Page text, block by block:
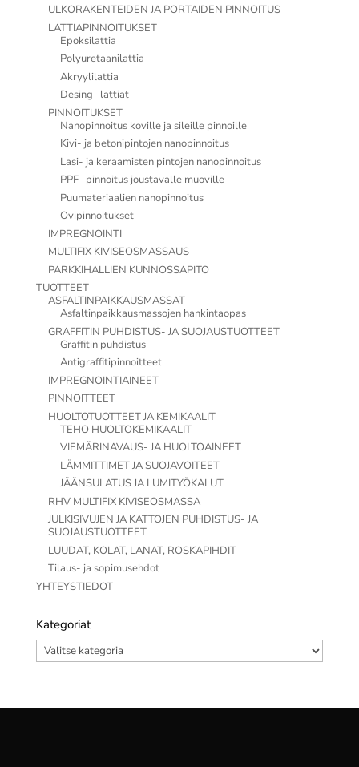
ULKORAKENTEIDEN JA PORTAIDEN PINNOITUS
LATTIAPINNOITUKSET
Epoksilattia
Polyuretaanilattia
Akryylilattia
Desing -lattiat
PINNOITUKSET
Nanopinnoitus koville ja sileille pinnoille
Kivi- ja betonipintojen nanopinnoitus
Lasi- ja keraamisten pintojen nanopinnoitus
PPF -pinnoitus joustavalle muoville
Puumateriaalien nanopinnoitus
Ovipinnoitukset
IMPREGNOINTI
MULTIFIX KIVISEOSMASSAUS
PARKKIHALLIEN KUNNOSSAPITO
TUOTTEET
ASFALTINPAIKKAUSMASSAT
Asfaltinpaikkausmassojen hankintaopas
GRAFFITIN PUHDISTUS- JA SUOJAUSTUOTTEET
Graffitin puhdistus
Antigraffitipinnoitteet
IMPREGNOINTIAINEET
PINNOITTEET
HUOLTOTUOTTEET JA KEMIKAALIT
TEHO HUOLTOKEMIKAALIT
VIEMÄRINAVAUS- JA HUOLTOAINEET
LÄMMITTIMET JA SUOJAVOITEET
JÄÄNSULATUS JA LUMITYÖKALUT
RHV MULTIFIX KIVISEOSMASSA
JULKISIVUJEN JA KATTOJEN PUHDISTUS- JA
SUOJAUSTUOTTEET
LUUDAT, KOLAT, LANAT, ROSKAPIHDIT
Tilaus- ja sopimusehdot
YHTEYSTIEDOT
Kategoriat
Kategoriat